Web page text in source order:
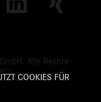
r
e
i
n
e
i
n
Alle Rechte
COOKIES FÜR